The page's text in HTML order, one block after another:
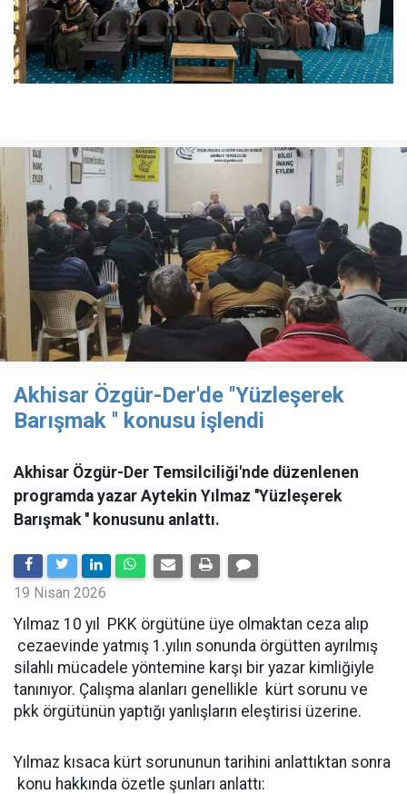
Akhisar Özgür-Der'de ''Yüzleşerek
Barışmak '' konusu işlendi
Akhisar Özgür-Der Temsilciliği'nde düzenlenen
programda yazar Aytekin Yılmaz ''Yüzleşerek
Barışmak '' konusunu anlattı.
19 Nisan 2026
Yılmaz 10 yıl PKK örgütüne üye olmaktan ceza alıp
cezaevinde yatmış 1.yılın sonunda örgütten ayrılmış
silahlı mücadele yöntemine karşı bir yazar kimliğiyle
tanınıyor. Çalışma alanları genellikle kürt sorunu ve
pkk örgütünün yaptığı yanlışların eleştirisi üzerine.
Yılmaz kısaca kürt sorununun tarihini anlattıktan sonra
konu hakkında özetle şunları anlattı: